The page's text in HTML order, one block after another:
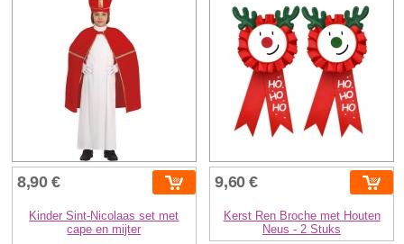
8,90 €
Kinder Sint-Nicolaas set met
cape en mijter
9,60 €
Kerst Ren Broche met Houten
Neus - 2 Stuks